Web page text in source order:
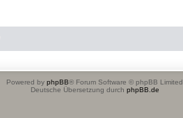
Powered by phpBB® Forum Software © phpBB Limited
Deutsche Übersetzung durch phpBB.de